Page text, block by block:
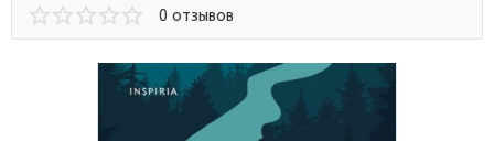
0 отзывов